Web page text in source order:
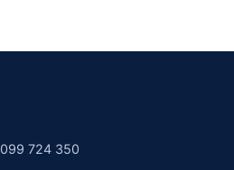
099 724 350